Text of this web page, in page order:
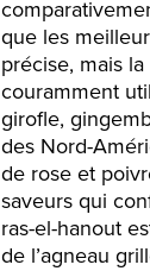
que les
précise, mais
couramment
girofle,
des Nord-
de rose et
saveurs qui
ras-el-hanout
de l’agneau